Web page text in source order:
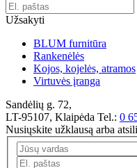
Užsakyti
BLUM furnitūra
Rankenėlės
Kojos, kojelės, atramos
Virtuvės įranga
Sandėlių g. 72,
LT-95107, Klaipėda Tel.: 0
Nusiųskite užklausą arba